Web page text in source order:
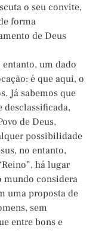
o seu convite,
forma
de Deus
entanto, um dado
é que aqui, o
Já sabemos que
desclassificada,
de Deus,
possibilidade
no entanto,
há lugar
mundo considera
uma proposta de
sem
entre bons e